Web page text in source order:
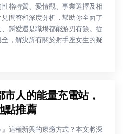
格特質、愛情觀、事業選擇及相
問答和深度分析，幫助你全面了
戀愛還是職場都能游刃有餘。從
，解決所有關於射手座女生的疑
人的能量充電站，
點推薦
這種新興的療癒方式？本文將深